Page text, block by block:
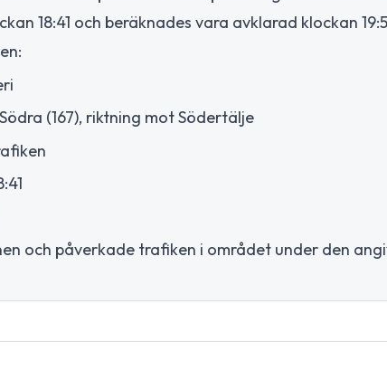
18:41 och beräknades vara avklarad klockan
(167), riktning mot Södertälje
och påverkade trafiken i området under den